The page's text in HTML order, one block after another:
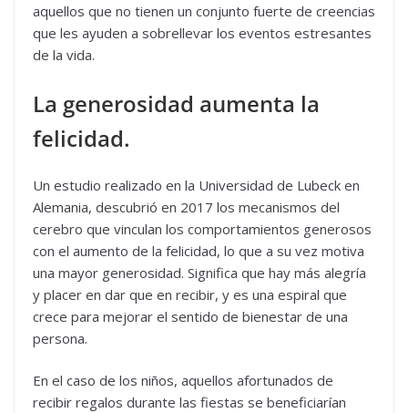
aquellos que no tienen un conjunto fuerte de creencias
que les ayuden a sobrellevar los eventos estresantes
de la vida.
La generosidad aumenta la
felicidad.
Un estudio realizado en la Universidad de Lubeck en
Alemania, descubrió en 2017 los mecanismos del
cerebro que vinculan los comportamientos generosos
con el aumento de la felicidad, lo que a su vez motiva
una mayor generosidad. Significa que hay más alegría
y placer en dar que en recibir, y es una espiral que
crece para mejorar el sentido de bienestar de una
persona.
En el caso de los niños, aquellos afortunados de
recibir regalos durante las fiestas se beneficiarían